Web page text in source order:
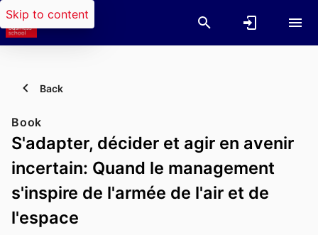
Skip to content
Back
Book
S'adapter, décider et agir en avenir
incertain: Quand le management
s'inspire de l'armée de l'air et de
l'espace